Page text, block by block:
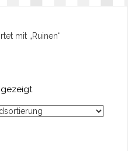
mit „Ruinen“